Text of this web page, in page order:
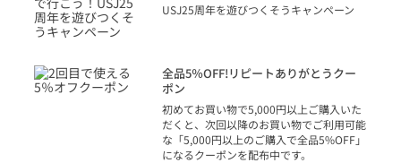
USJ25周年を遊びつくそうキャンペーン
全品5％OFF!リピートありがとうクー
ポン
初めてお買い物で5,000円以上ご購入いた
だくと、次回以降のお買い物でご利用可能
な「5,000円以上のご購入で全品5%OFF」
になるクーポンを配布中です。